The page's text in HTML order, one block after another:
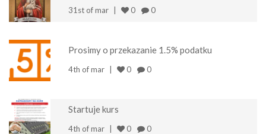
31st of mar 0 0
Prosimy o przekazanie 1.5% podatku
4th of mar 0 0
Startuje kurs
4th of mar 0 0